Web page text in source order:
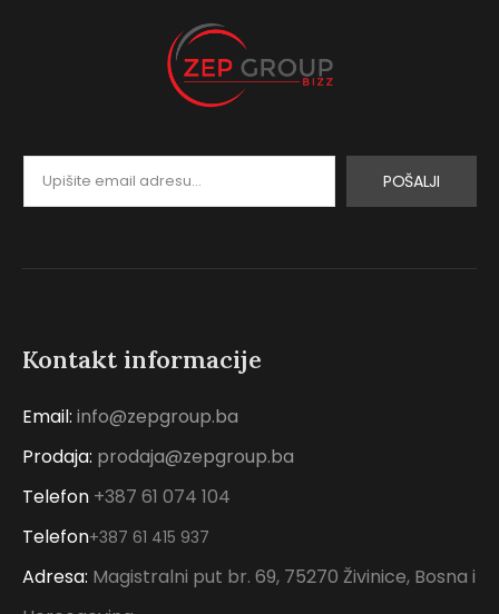
POŠALJI
Kontakt informacije
Email: info@zepgroup.ba
Prodaja: prodaja@zepgroup.ba
Telefon +387 61 074 104
Telefon+387 61 415 937
Adresa: Magistralni put br. 69, 75270 Živinice, Bosna i